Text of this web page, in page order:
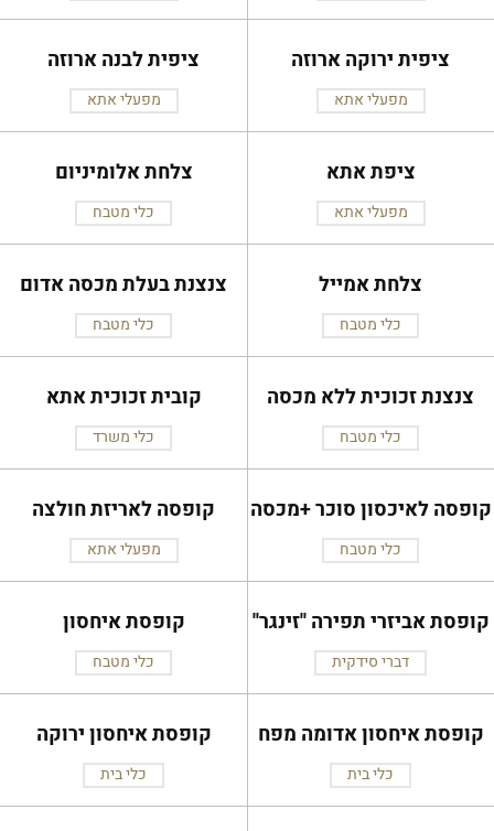
ציפית ירוקה ארוזה
מפעלי אתא
ציפית לבנה ארוזה
מפעלי אתא
ציפת אתא
מפעלי אתא
צלחת אלומיניום
כלי מטבח
צלחת אמייל
כלי מטבח
צנצנת בעלת מכסה אדום
כלי מטבח
צנצנת זכוכית ללא מכסה
כלי מטבח
קובית זכוכית אתא
כלי משרד
קופסה לאיכסון סוכר +מכסה
כלי מטבח
קופסה לאריזת חולצה
מפעלי אתא
קופסת אביזרי תפירה ''זינגר''
דברי סידקית
קופסת איחסון
כלי מטבח
קופסת איחסון אדומה מפח
כלי בית
קופסת איחסון ירוקה
כלי בית